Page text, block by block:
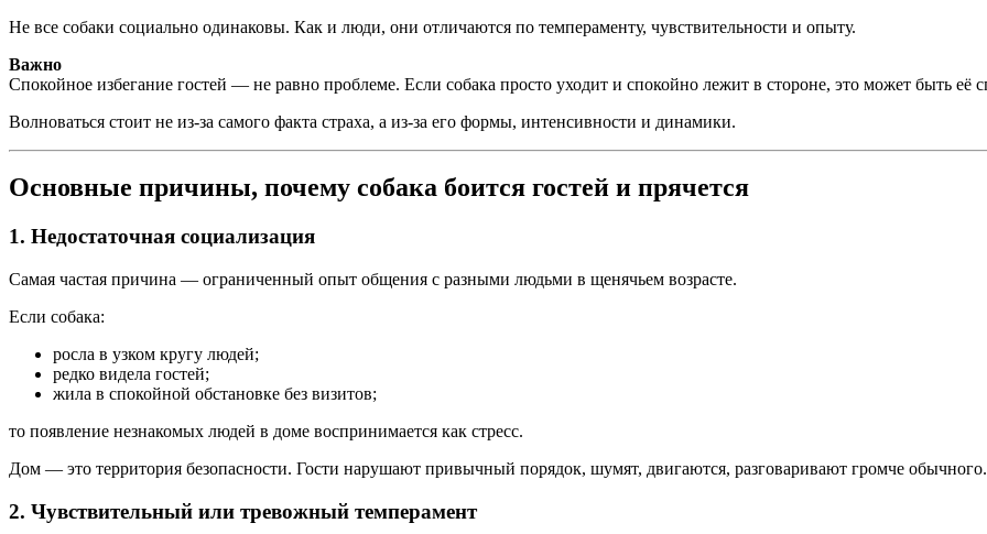
Не все собаки социально одинаковы. Как и люди, они отличаются по темпераменту, чувствительности и опыту.
Важно
Спокойное избегание гостей — не равно проблеме. Если собака просто уходит и спокойно лежит в стороне, это может быть её
Волноваться стоит не из-за самого факта страха, а из-за его формы, интенсивности и динамики.
Основные причины, почему собака боится гостей и прячется
1. Недостаточная социализация
Самая частая причина — ограниченный опыт общения с разными людьми в щенячьем возрасте.
Если собака:
росла в узком кругу людей;
редко видела гостей;
жила в спокойной обстановке без визитов;
то появление незнакомых людей в доме воспринимается как стресс.
Дом — это территория безопасности. Гости нарушают привычный порядок, шумят, двигаются, разговаривают громче обычного.
2. Чувствительный или тревожный темперамент